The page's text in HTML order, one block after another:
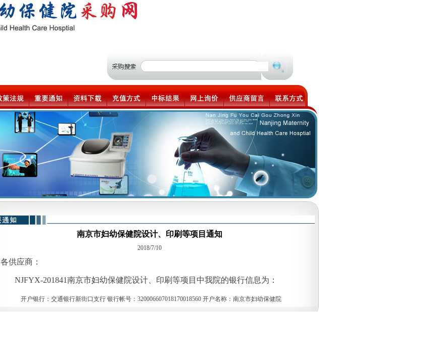
南京市妇幼保健院设计、印刷等项目通知
2018/7/10
各供应商：
NJFYX-201841南京市妇幼保健院设计、印刷等项目中我院的银行信息为：
开户银行：交通银行新街口支行 银行帐号：320006607018170018560 开户名称：南京市妇幼保健院